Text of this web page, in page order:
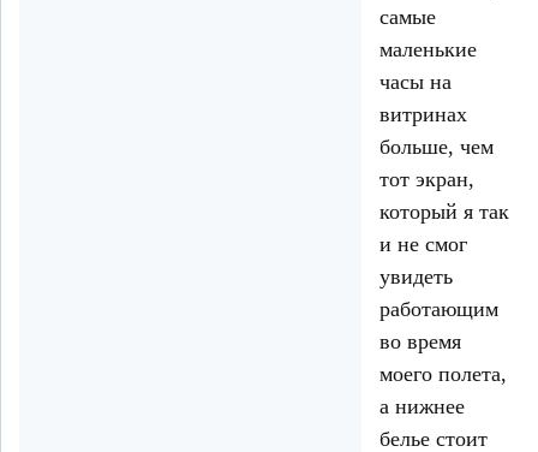
самые
маленькие
часы на
витринах
больше, чем
тот экран,
который я так
и не смог
увидеть
работающим
во время
моего полета,
а нижнее
белье стоит